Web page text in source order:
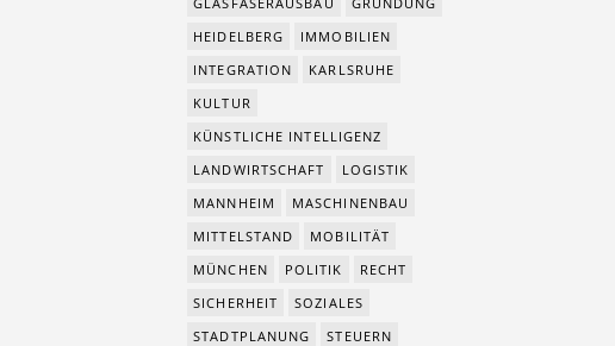
HEIDELBERG
IMMOBILIEN
INTEGRATION
KARLSRUHE
KULTUR
KÜNSTLICHE INTELLIGENZ
LANDWIRTSCHAFT
LOGISTIK
MANNHEIM
MASCHINENBAU
MITTELSTAND
MOBILITÄT
MÜNCHEN
POLITIK
RECHT
SICHERHEIT
SOZIALES
STADTPLANUNG
STEUERN